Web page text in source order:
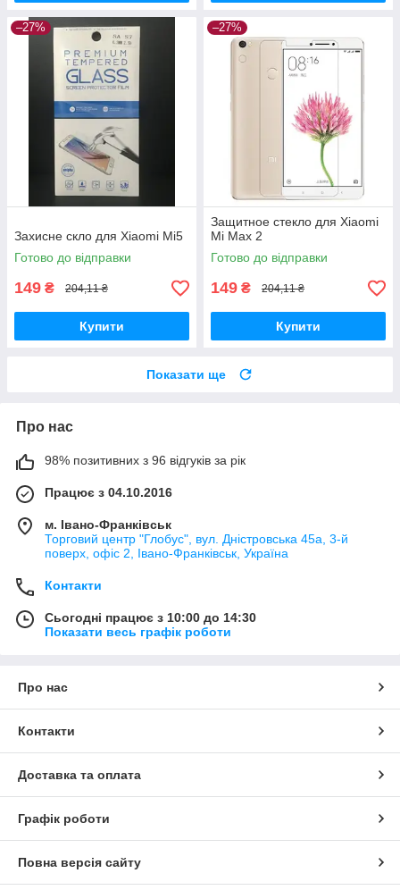
–27%
Захисне скло для Xiaomi Mi5
Готово до відправки
149 ₴ 204,11 ₴
Купити
–27%
Защитное стекло для Xiaomi
Mi Max 2
Готово до відправки
149 ₴ 204,11 ₴
Купити
Показати ще
Про нас
98% позитивних з 96 відгуків за рік
Працює з 04.10.2016
м. Івано-Франківськ
Торговий центр "Глобус", вул. Дністровська 45а, 3-й
поверх, офіс 2, Івано-Франківськ, Україна
Контакти
Сьогодні працює з 10:00 до 14:30
Показати весь графік роботи
Про нас
Контакти
Доставка та оплата
Графік роботи
Повна версія сайту